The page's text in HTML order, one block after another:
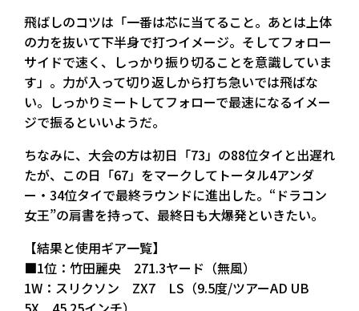
飛ばしのコツは「一番は芯に当てること。あとは上体
の力を抜いて下半身で打つイメージ。そしてフォロー
サイドで速く、しっかり振り切ることを意識していま
す」。力が入って切り返しから打ち急いでは飛ばな
い。しっかりミートしてフォローで最速になるイメー
ジで振るといいようだ。
ちなみに、大会の方は初日「73」の88位タイと出遅れ
たが、この日「67」をマークしてトータル4アンダ
ー・34位タイで最終ラウンドに進出した。“ドラコン
女王”の肩書を持って、最終日も大爆発といきたい。
【結果と使用ギア一覧】
■1位：竹田麗央 271.3ヤード（無風）
1W：スリクソン ZX7 LS（9.5度/ツアーAD UB